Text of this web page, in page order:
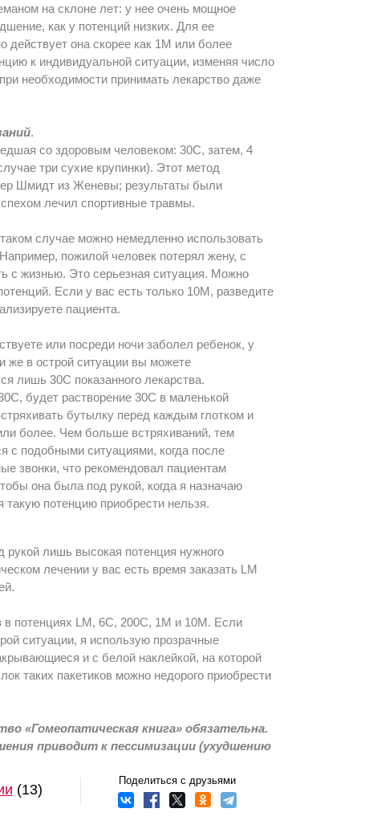
на склоне лет: у нее очень мощное
как у потенций низких. Для ее
действует она скорее как 1М или более
к индивидуальной ситуации, изменяя число
необходимости принимать лекарство даже
.
со здоровым человеком: 30С, затем, 4
три сухие крупинки). Этот метод
Шмидт из Женевы; результаты были
лечил спортивные травмы.
случае можно немедленно использовать
пожилой человек потерял жену, с
с жизнью. Это серьезная ситуация. Можно
Если у вас есть только 10М, разведите
пациента.
или посреди ночи заболел ребенок, у
же в острой ситуации вы можете
лишь 30С показанного лекарства.
будет растворение 30С в маленькой
бутылку перед каждым глотком и
более. Чем больше встряхиваний, тем
с подобными ситуациями, когда после
звонки, что рекомендовал пациентам
она была под рукой, когда я назначаю
такую потенцию приобрести нельзя.
рукой лишь высокая потенция нужного
лечении у вас есть время заказать LM
в потенциях LM, 6С, 200С, 1М и 10М. Если
ситуации, я использую прозрачные
и с белой наклейкой, на которой
таких пакетиков можно недорого приобрести
«Гомеопатическая книга» обязательна.
приводит к пессимизации (ухудшению
(13)
Поделиться с друзьями